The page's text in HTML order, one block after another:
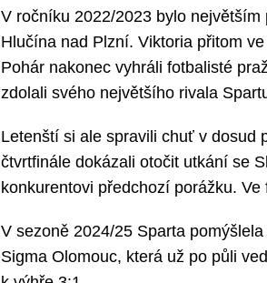
V ročníku 2022/2023 bylo
Hlučína nad Plzní. Viktoria přitom
Pohár nakonec vyhráli fotbalisté
zdolali svého největšího rivala
Letenští si ale spravili chuť v dosud
čtvrtfinále dokázali otočit utkání se
konkurentovi předchozí porážku.
V sezoně 2024/25 Sparta
Sigma Olomouc, která už po půli